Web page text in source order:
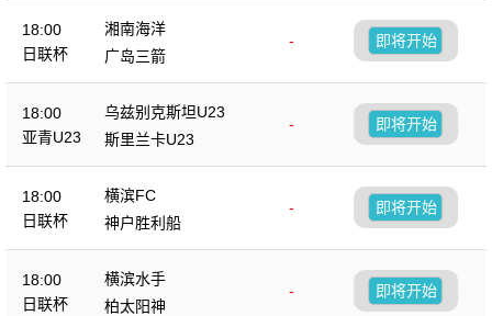
18:00
日联杯
湘南海洋
-
广岛三箭
即将开始
18:00
亚青U23
乌兹别克斯坦U23
-
斯里兰卡U23
即将开始
18:00
日联杯
横滨FC
-
神户胜利船
即将开始
18:00
日联杯
横滨水手
-
柏太阳神
即将开始